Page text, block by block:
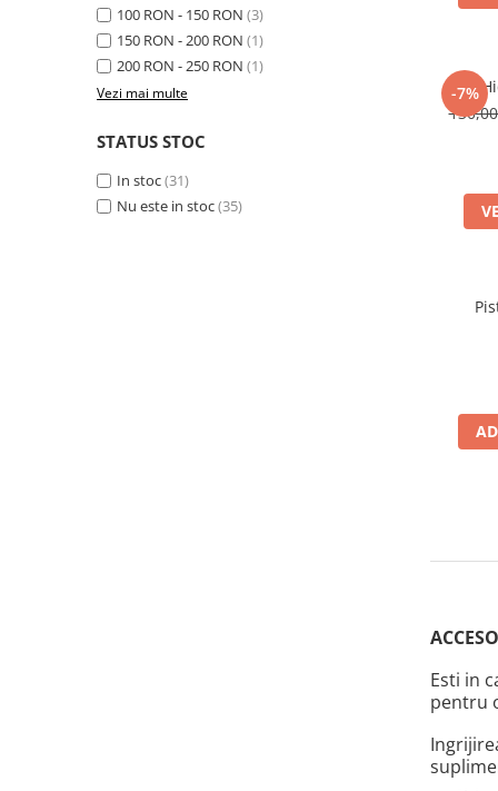
Tratamente repaus vegetativ
100 RON - 150 RON (3)
150 RON - 200 RON (1)
200 RON - 250 RON (1)
Vezi mai multe
STATUS STOC
In stoc(31)
Nu este in stoc(35)
-7%
Cric
Esti in
pentru